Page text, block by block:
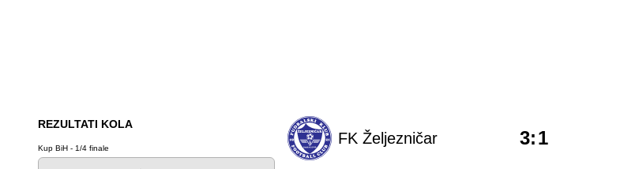
REZULTATI KOLA
Kup BiH - 1/4 finale
FK Željezničar 3:1